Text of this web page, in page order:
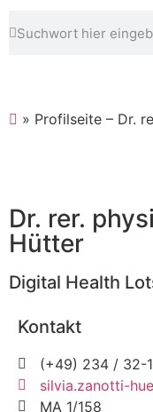
» Profilseite – Dr.
Dr. rer.
Hütter
Digital Health
Kontakt
(+49) 234 / 32-
silvia.zanotti-
MA 1/158